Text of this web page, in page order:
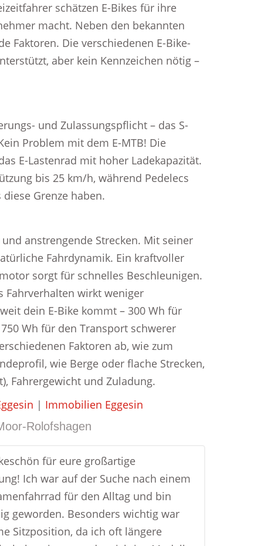
schätzen E-Bikes für ihre
macht. Neben den bekannten
Faktoren. Die verschiedenen E-Bike-
aber kein Kennzeichen nötig –
und Zulassungspflicht – das S-
Problem mit dem E-MTB! Die
E-Lastenrad mit hoher Ladekapazität.
bis 25 km/h, während Pedelecs
Grenze haben.
anstrengende Strecken. Mit seiner
Fahrdynamik. Ein kraftvoller
sorgt für schnelles Beschleunigen.
Fahrverhalten wirkt weniger
dein E-Bike kommt – 300 Wh für
Wh für den Transport schwerer
Faktoren ab, wie zum
wie Berge oder flache Strecken,
Fahrergewicht und Zuladung.
| Immobilien Eggesin
Rolofshagen
für eure großartige
Ich war auf der Suche nach einem
für den Alltag und bin
geworden. Besonders wichtig war
Sitzposition, da ich oft längere